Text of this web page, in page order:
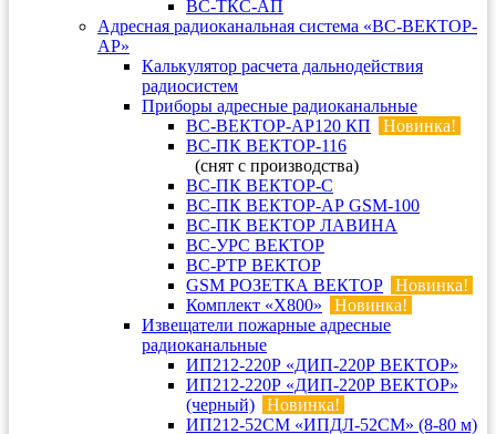
ВС-ТКС-АП
Адресная радиоканальная система «ВС-ВЕКТОР-
АР»
Калькулятор расчета дальнодействия
радиосистем
Приборы адресные радиоканальные
ВС-ВЕКТОР-АР120 КП
Новинка!
ВС-ПК ВЕКТОР-116
(снят с производства)
ВС-ПК ВЕКТОР-С
ВС-ПК ВЕКТОР-АР GSM-100
ВС-ПК ВЕКТОР ЛАВИНА
ВС-УРС ВЕКТОР
ВС-РТР ВЕКТОР
GSM РОЗЕТКА ВЕКТОР
Новинка!
Комплект «X800»
Новинка!
Извещатели пожарные адресные
радиоканальные
ИП212-220Р «ДИП-220Р ВЕКТОР»
ИП212-220Р «ДИП-220Р ВЕКТОР»
(черный)
Новинка!
ИП212-52СМ «ИПДЛ-52СМ» (8-80 м)